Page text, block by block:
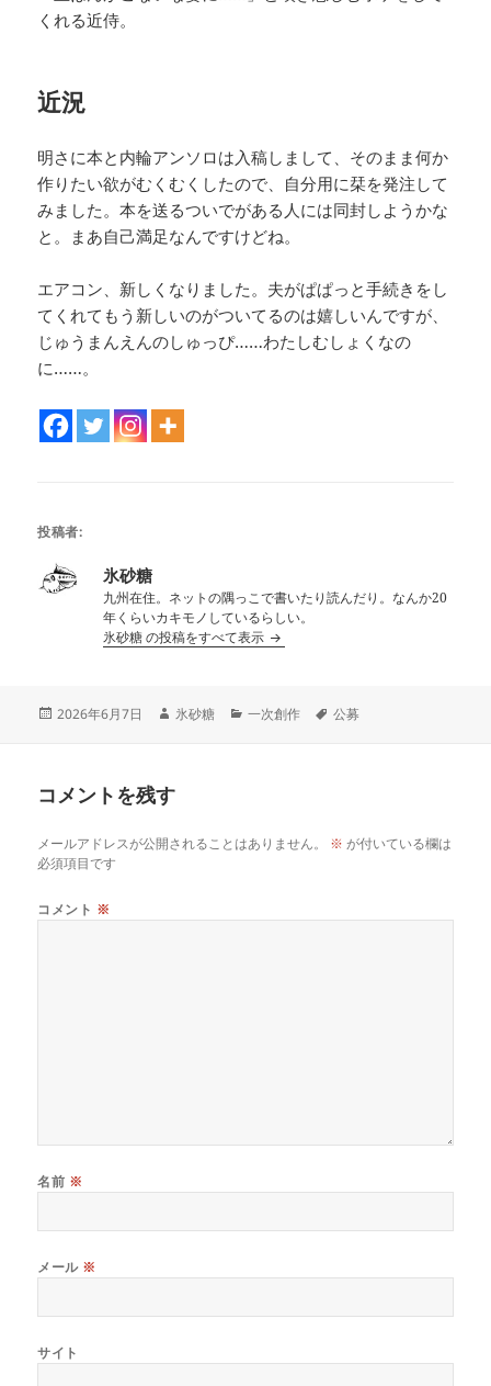
くれる近侍。
近況
明さに本と内輪アンソロは入稿しまして、そのまま何か
作りたい欲がむくむくしたので、自分用に栞を発注して
みました。本を送るついでがある人には同封しようかな
と。まあ自己満足なんですけどね。
エアコン、新しくなりました。夫がぱぱっと手続きをし
てくれてもう新しいのがついてるのは嬉しいんですが、
じゅうまんえんのしゅっぴ……わたしむしょくなの
に……。
投稿者:
氷砂糖
九州在住。ネットの隅っこで書いたり読んだり。なんか20
年くらいカキモノしているらしい。
氷砂糖 の投稿をすべて表示
投
2026年6月7日
作
氷砂糖
カ
一次創作
タ
公募
コメントを残す
メールアドレスが公開されることはありません。 ※ が付いている欄は
必須項目です
コメント ※
名前 ※
メール ※
サイト